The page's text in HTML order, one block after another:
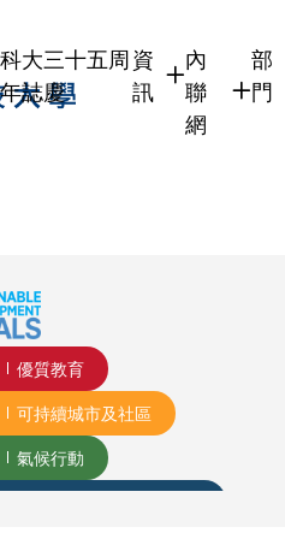
科大三十五周
年誌慶
資
訊
內
聯
網
部
門
優質教育
可持續城市及社區
氣候行動